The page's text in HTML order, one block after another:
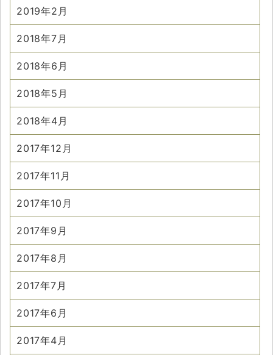
2019年2月
2018年7月
2018年6月
2018年5月
2018年4月
2017年12月
2017年11月
2017年10月
2017年9月
2017年8月
2017年7月
2017年6月
2017年4月